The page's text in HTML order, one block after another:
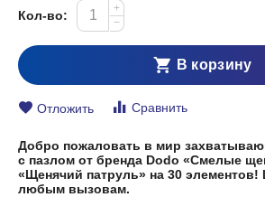
Кол-во:
+
−
В корзину
Отложить Сравнить
Добро пожаловать в мир
с пазлом от бренда Dodo «Смелые
«Щенячий патруль» на 30 элементов!
любым вызовам.